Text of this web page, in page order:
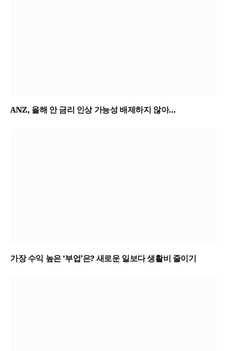
ANZ, 올해 안 금리 인상 가능성 배제하지 않아…
가장 수익 높은 ‘부업’은? 새로운 일보다 생활비 줄이기